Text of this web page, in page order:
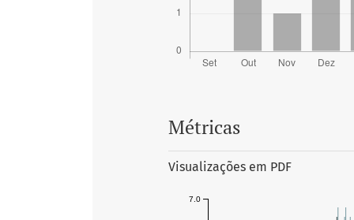
Métricas
Visualizações em PDF
7.0